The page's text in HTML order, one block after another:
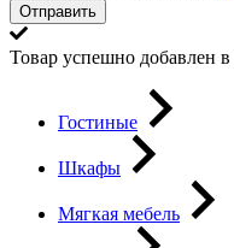
Отправить
Товар успешно добавлен в
Гостиные
Шкафы
Мягкая мебель